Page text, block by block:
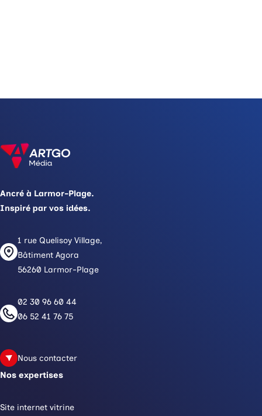
Ancré à Larmor-Plage.
Inspiré par vos idées.
1 rue Quelisoy Village,
Bâtiment Agora
56260 Larmor-Plage
02 30 96 60 44
06 52 41 76 75
Nous contacter
Nos expertises
Site internet vitrine